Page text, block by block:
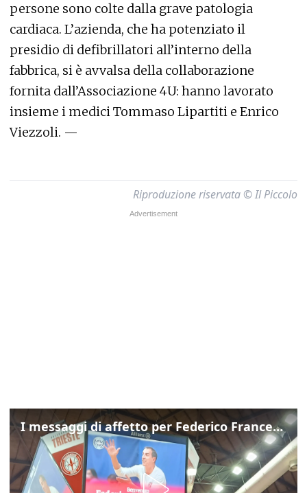
persone sono colte dalla grave patologia
cardiaca. L’azienda, che ha potenziato il
presidio di defibrillatori all’interno della
fabbrica, si è avvalsa della collaborazione
fornita dall’Associazione 4U: hanno lavorato
insieme i medici Tommaso Lipartiti e Enrico
Viezzoli. —
Riproduzione riservata © Il Piccolo
I messaggi di affetto per Federico Franceschin: così il mondo del basket gli è stato accanto fino all’ultimo